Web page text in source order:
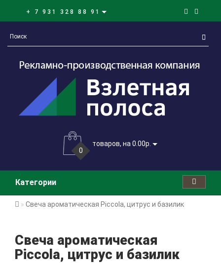
+ 7 931 328 88 91
0
товаров, на 0.00р.
Категории
Свеча ароматическая Piccola, цитрус и базилик
Свеча ароматическая
Piccola, цитрус и базилик